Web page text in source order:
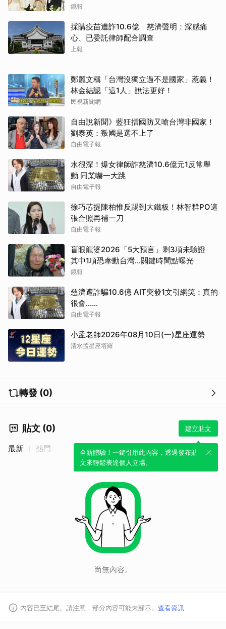
離開嗎？
鏡報
採購疫苗遭詐10.6億 慈濟聲明：深感痛
心、已委託律師配合調查
上報
鄭麗文稱「台灣沒獨立過不是國家」惹義！
林金結認「這1人」說法更好！
民視新聞網
自由說新聞》藍狂擋國防又嗆台灣非國家！
劉泰英：叛國是選不上了
自由電子報
水很深！爆女律師詐慈濟10.6億元1反常舉
動 同業嚇一大跳
自由電子報
徐巧芯提陳柏惟反踢到大鐵板！林智群PO這
張合照再補一刀
自由電子報
盲眼龍婆2026「5大預言」剩3項未驗證
其中1項恐牽動台灣...關鍵時間點曝光
鏡報
慈濟遭詐騙10.6億 AIT突發1文引網笑：真的
很會……
自由電子報
小孟老師2026年08月10日(一)星座運勢
清水孟星座塔羅
轉發 (0)
貼文 (0) 建立貼文
全新體驗！一鍵引用此內容，透過發布貼
文來輕鬆表達個人立場。
最新 熱門
尚無內容。
內容已至結尾。請注意，部分內容可能未顯示。 查看資訊
取消